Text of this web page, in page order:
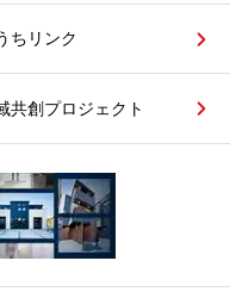
ちリンク
共創プロジェクト